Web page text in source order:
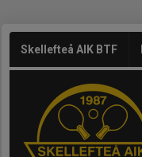
Skellefteå AIK BTF